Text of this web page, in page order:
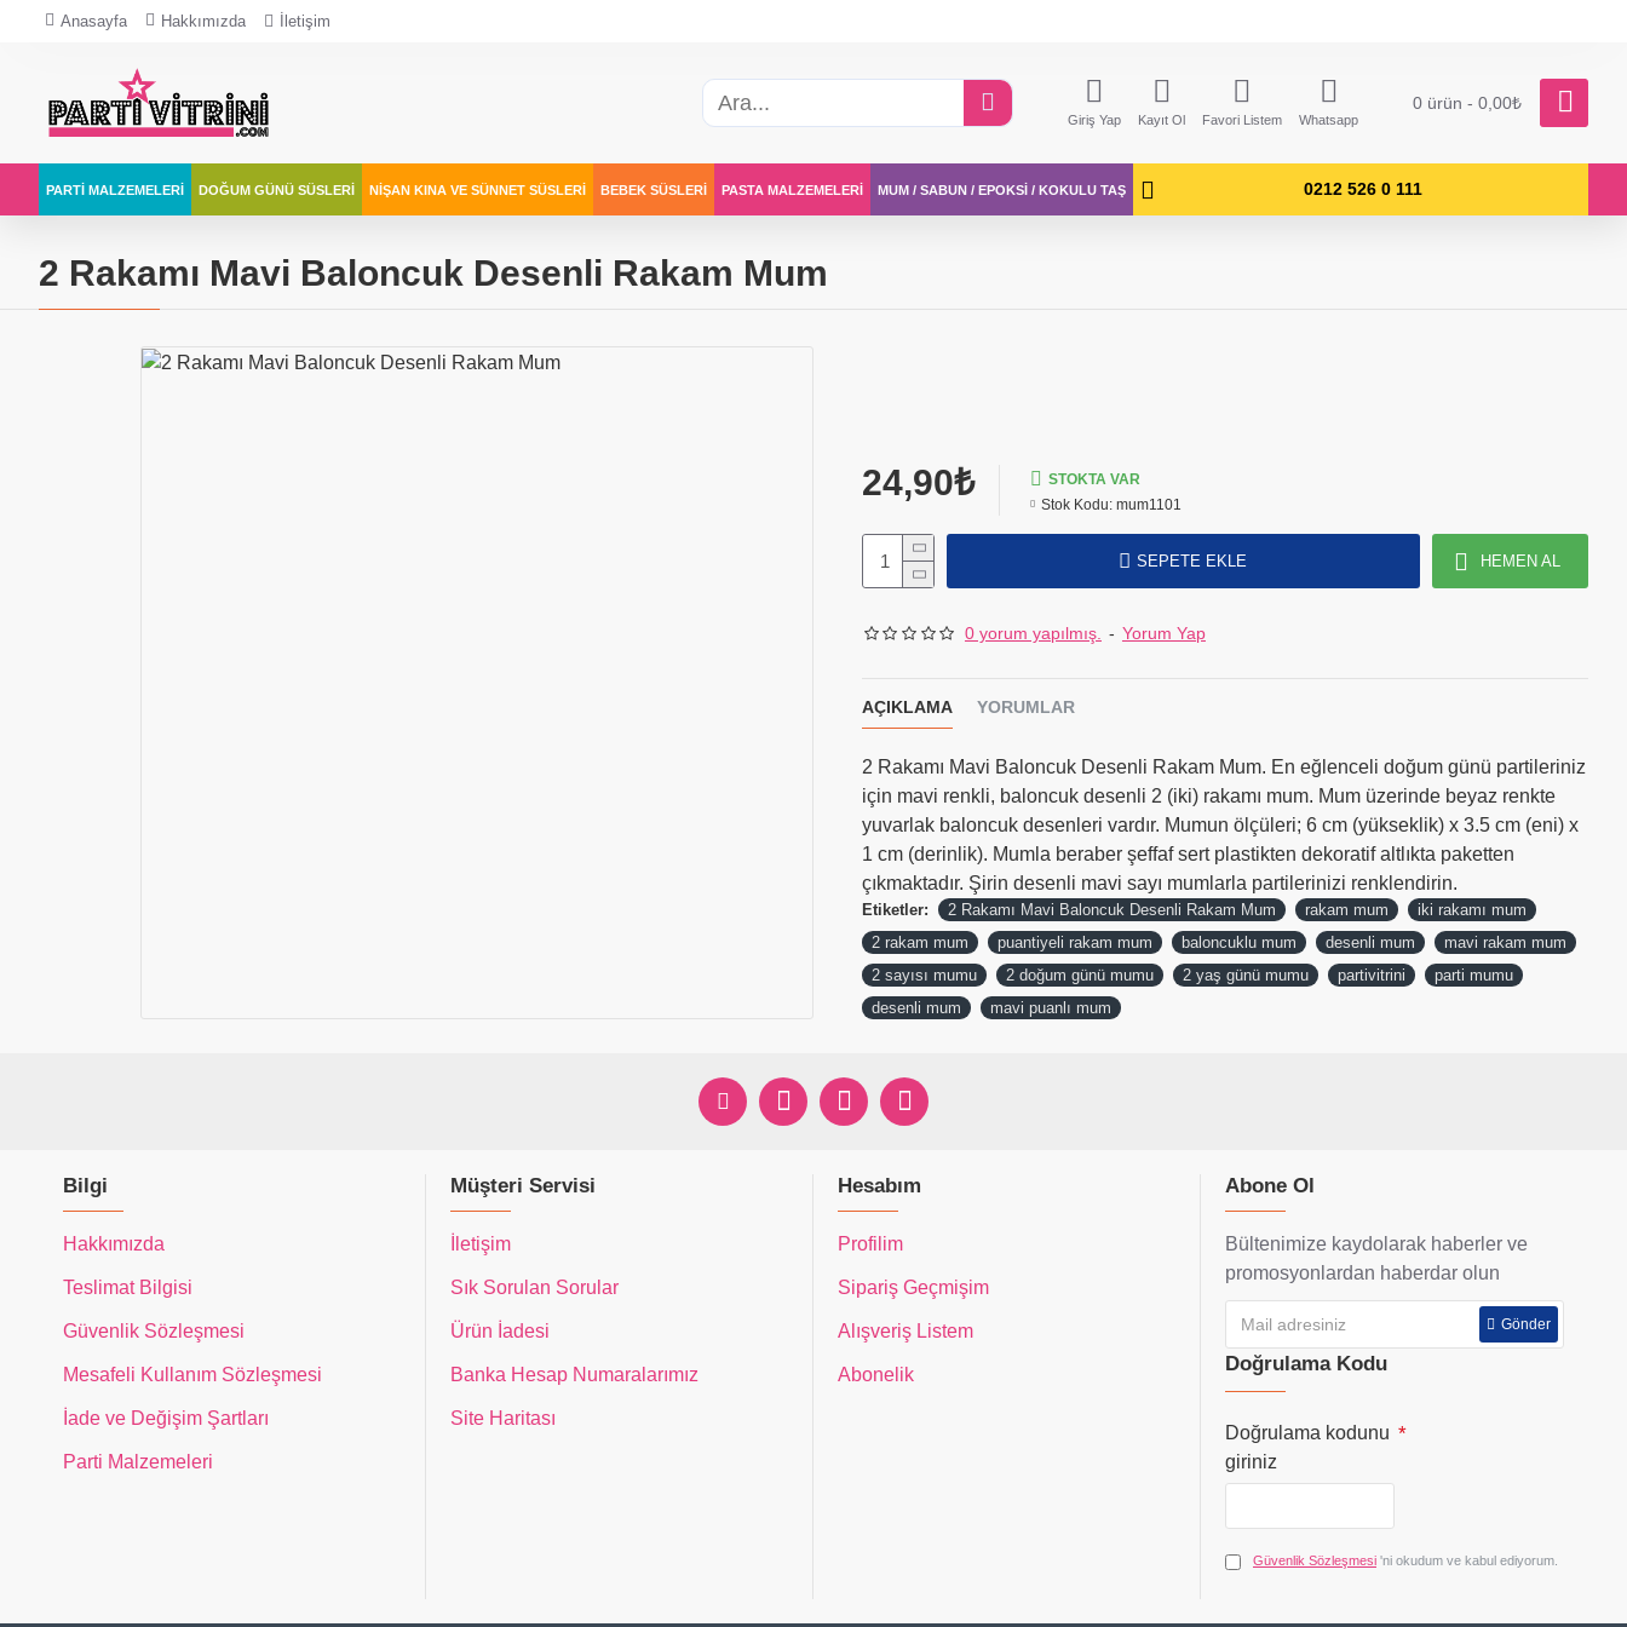
Anasayfa Hakkımızda İletişim
Giriş Yap Kayıt Ol Favori Listem Whatsapp
0 ürün - 0,00₺
PARTI MALZEMELERI DOĞUM GÜNÜ SÜSLERI NIŞAN KINA VE SÜNNET SÜSLERI BEBEK SÜSLERI PASTA MALZEMELERI MUM / SABUN / EPOKSI / KOKULU TAŞ 0212 526 0 111
2 Rakamı Mavi Baloncuk Desenli Rakam Mum
0 yorum yapılmış. - Yorum Yap
24,90₺
STOKTA VAR
Stok Kodu: mum1101
SEPETE EKLE HEMEN AL
AÇIKLAMA YORUMLAR
2 Rakamı Mavi Baloncuk Desenli Rakam Mum. En eğlenceli doğum günü partileriniz
için mavi renkli, baloncuk desenli 2 (iki) rakamı mum. Mum üzerinde beyaz renkte
yuvarlak baloncuk desenleri vardır. Mumun ölçüleri; 6 cm (yükseklik) x 3.5 cm (eni) x
1 cm (derinlik). Mumla beraber şeffaf sert plastikten dekoratif altlıkta paketten
çıkmaktadır. Şirin desenli mavi sayı mumlarla partilerinizi renklendirin.
Etiketler: 2 Rakamı Mavi Baloncuk Desenli Rakam Mum rakam mum
iki rakamı mum
2 rakam mum
puantiyeli rakam mum baloncuklu mum desenli mum
mavi rakam mum
2 sayısı mumu
2 doğum günü mumu 2 yaş günü mumu partivitrini
parti mumu
desenli mum
mavi puanlı mum
Bilgi
Hakkımızda
Teslimat Bilgisi
Güvenlik Sözleşmesi
Mesafeli Kullanım Sözleşmesi
İade ve Değişim Şartları
Parti Malzemeleri
Müşteri Servisi
İletişim
Sık Sorulan Sorular
Ürün İadesi
Banka Hesap Numaralarımız
Site Haritası
Hesabım
Profilim
Sipariş Geçmişim
Alışveriş Listem
Abonelik
Abone Ol
Bültenimize kaydolarak haberler ve
promosyonlardan haberdar olun
Gönder
Doğrulama Kodu
Doğrulama kodunu
giriniz
Güvenlik Sözleşmesi 'ni okudum ve kabul ediyorum.